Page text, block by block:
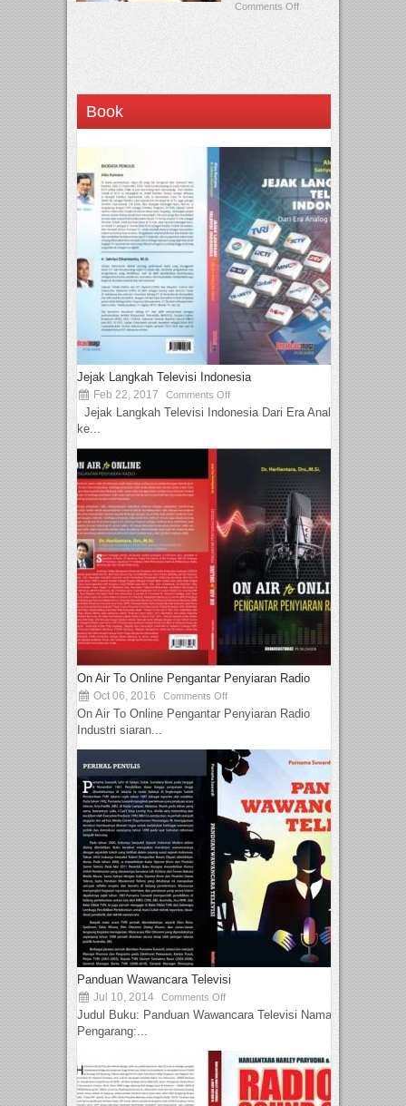
Comments Off
Book
Jejak Langkah Televisi Indonesia
Feb 22, 2017 Comments Off
Jejak Langkah Televisi Indonesia Dari Era Analog
ke...
On Air To Online Pengantar Penyiaran Radio
Oct 06, 2016 Comments Off
On Air To Online Pengantar Penyiaran Radio
Industri siaran...
Panduan Wawancara Televisi
Jul 10, 2014 Comments Off
Judul Buku: Panduan Wawancara Televisi Nama
Pengarang:...